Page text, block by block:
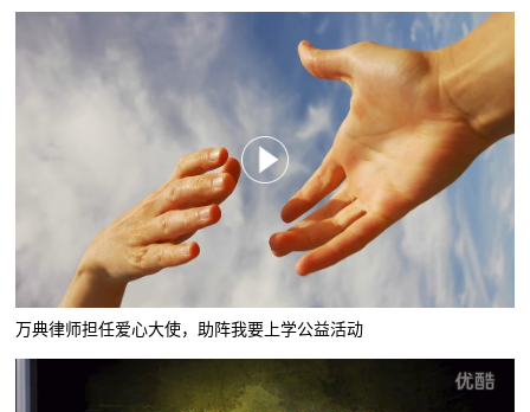
万典律师担任爱心大使，助阵我要上学公益活动